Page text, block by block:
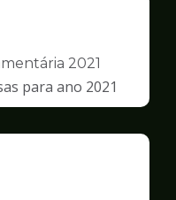
2021
para ano 2021